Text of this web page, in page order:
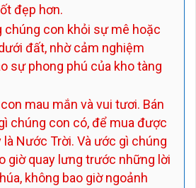
đẹp hơn.
chúng con khỏi sự mê hoặc
đất, nhờ cảm nghiệm
sự phong phú của kho tàng
mau mắn và vui tươi. Bán
chúng con có, để mua được
Nước Trời. Và ước gì chúng
giờ quay lưng trước những lời
không bao giờ ngoảnh